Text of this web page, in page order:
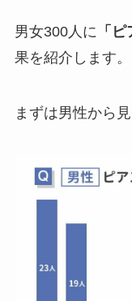
男女300人に 「
果を紹介します。
まずは男性から